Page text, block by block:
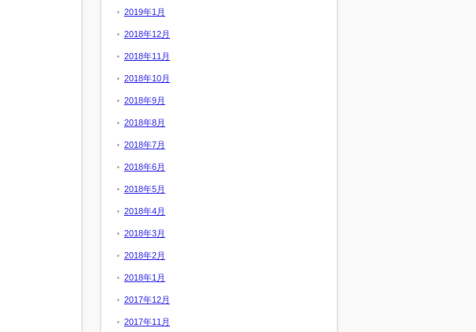
2019年1月
2018年12月
2018年11月
2018年10月
2018年9月
2018年8月
2018年7月
2018年6月
2018年5月
2018年4月
2018年3月
2018年2月
2018年1月
2017年12月
2017年11月